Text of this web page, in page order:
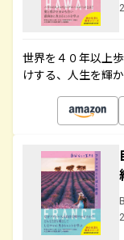
世界を４０年以上
けする、人生を輝